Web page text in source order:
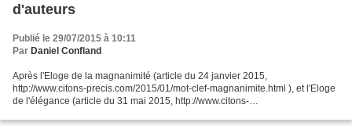
d'auteurs
Publié le 29/07/2015 à 10:11
Par Daniel Confland
Après l'Eloge de la magnanimité (article du 24 janvier 2015,
http://www.citons-precis.com/2015/01/mot-clef-magnanimite.html ), et l'Eloge
de l'élégance (article du 31 mai 2015, http://www.citons-